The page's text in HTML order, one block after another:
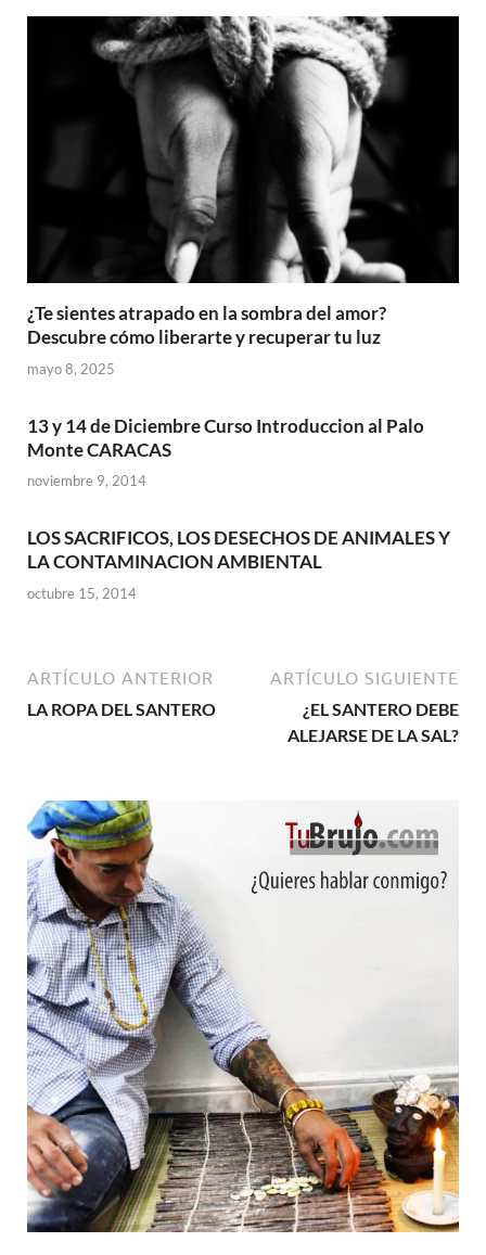
¿Te sientes atrapado en la sombra del amor?
Descubre cómo liberarte y recuperar tu luz
mayo 8, 2025
13 y 14 de Diciembre Curso Introduccion al Palo
Monte CARACAS
noviembre 9, 2014
LOS SACRIFICOS, LOS DESECHOS DE ANIMALES Y
LA CONTAMINACION AMBIENTAL
octubre 15, 2014
ARTÍCULO ANTERIOR
LA ROPA DEL SANTERO
ARTÍCULO SIGUIENTE
¿EL SANTERO DEBE
ALEJARSE DE LA SAL?